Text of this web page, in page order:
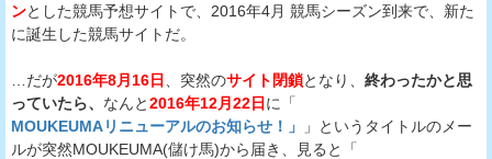
ンとした競馬予想サイトで、2016年4月 競馬シーズン到来で、新た
に誕生した競馬サイトだ。
…だが2016年8月16日 、突然のサイト閉鎖となり、 終わったかと思
っていたら、 なんと2016年12月22日に「
MOUKEUMAリニューアルのお知らせ！」
」というタイトルのメー
ルが突然MOUKEUMA(儲け馬)から届き、見ると「